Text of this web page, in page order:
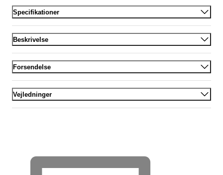
Specifikationer
Beskrivelse
Forsendelse
Vejledninger